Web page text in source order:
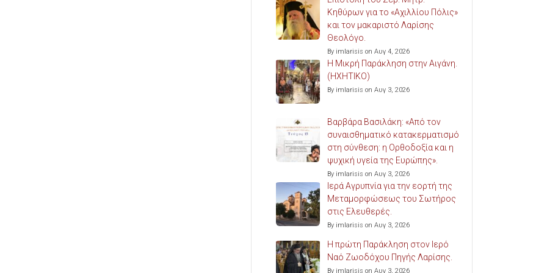
Κηθύρων για το «Αχιλλίου Πόλις»
και τον μακαριστό Λαρίσης
Θεολόγο.
By imlarisis on Αυγ 4, 2026
Η Μικρή Παράκληση στην Αιγάνη.
(ΗΧΗΤΙΚΟ)
By imlarisis on Αυγ 3, 2026
Βαρβάρα Βασιλάκη: «Από τον
συναισθηματικό κατακερματισμό
στη σύνθεση: η Ορθοδοξία και η
ψυχική υγεία της Ευρώπης».
By imlarisis on Αυγ 3, 2026
Ιερά Αγρυπνία για την εορτή της
Μεταμορφώσεως του Σωτήρος
στις Ελευθερές.
By imlarisis on Αυγ 3, 2026
Η πρώτη Παράκληση στον Ιερό
Ναό Ζωοδόχου Πηγής Λαρίσης.
By imlarisis on Αυγ 3, 2026